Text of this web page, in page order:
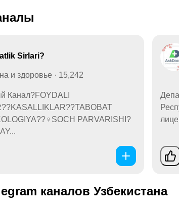
Sirlari?
и здоровье · 15,242
Канал?FOYDALI
PARVARISHI?
каналов Узбекистана